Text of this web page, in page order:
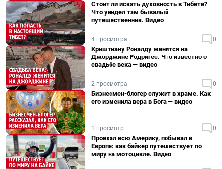
Стоит ли искать духовность в Тибете?
Что увидел там бывалый
путешественник. Видео
4 просмотра 0
Криштиану Роналду женится на
Джорджине Родригес. Что известно о
свадьбе века — видео
2 просмотра 0
Бизнесмен-блогер служит в храме. Как
его изменила вера в Бога — видео
1 просмотр 0
Проехал всю Америку, побывал в
Европе: как байкер путешествует по
миру на мотоцикле. Видео